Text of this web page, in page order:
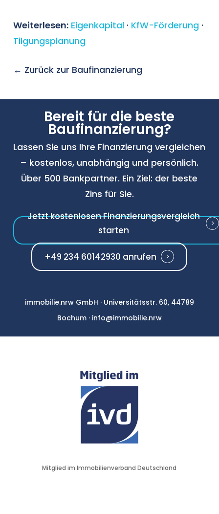
möglicherweise nicht erwähnt.
im Büro oder per Video-Call.
unsere 500+ Bankpartner erstellen
wir innerhalb von 24–48 Stunden. Die
Bearbeitungszeit bei der
Weiterlesen: Eigenkapital · KfW-Förderung ·
Tilgungsplanung
← Zurück zur Baufinanzierung
Bereit für die beste
Baufinanzierung?
Lassen Sie uns Ihre Finanzierung vergleichen
– kostenlos, unabhängig und persönlich.
Über 500 Bankpartner. Ein Ziel: der beste
Zins für Sie.
Jetzt kostenlosen Finanzierungsvergleich
starten
+49 234 60142930 anrufen
immobilie.nrw GmbH · Universitätsstr. 60, 44789
Bochum · info@immobilie.nrw
Mitglied im Immobilienverband Deutschland